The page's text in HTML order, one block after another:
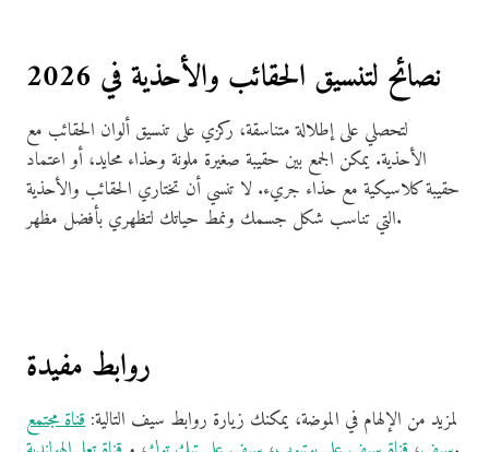
نصائح لتنسيق الحقائب والأحذية في 2026
لتحصلي على إطلالة متناسقة، ركزي على تنسيق ألوان الحقائب مع
الأحذية. يمكن الجمع بين حقيبة صغيرة ملونة وحذاء محايد، أو اعتماد
حقيبة كلاسيكية مع حذاء جريء. لا تنسي أن تختاري الحقائب والأحذية
التي تناسب شكل جسمك ونمط حياتك لتظهري بأفضل مظهر.
روابط مفيدة
لمزيد من الإلهام في الموضة، يمكنك زيارة روابط سيف التالية: قناة مجتمع